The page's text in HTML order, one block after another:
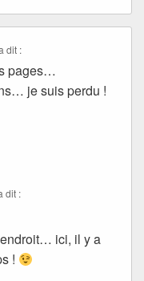
dit :
pages…
je suis perdu !
dit :
endroit… ici, il y a
!